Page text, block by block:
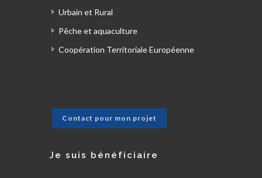
Urbain et Rural
Pêche et aquaculture
Coopération Territoriale Européenne
Contact pour mon projet
Je suis bénéficiaire